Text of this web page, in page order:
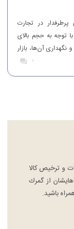
در تجارت
با توجه به حجم بالای
آن‌ها، بازار
بوده است. افرادی
0
و ترخیص کالا
از گمرك
باشید.